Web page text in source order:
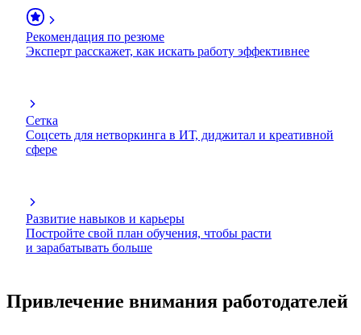
Рекомендация по резюме
Эксперт расскажет, как искать работу эффективнее
Сетка
Соцсеть для нетворкинга в ИТ, диджитал и креативной
сфере
Развитие навыков и карьеры
Постройте свой план обучения, чтобы расти
и зарабатывать больше
Привлечение внимания работодателей